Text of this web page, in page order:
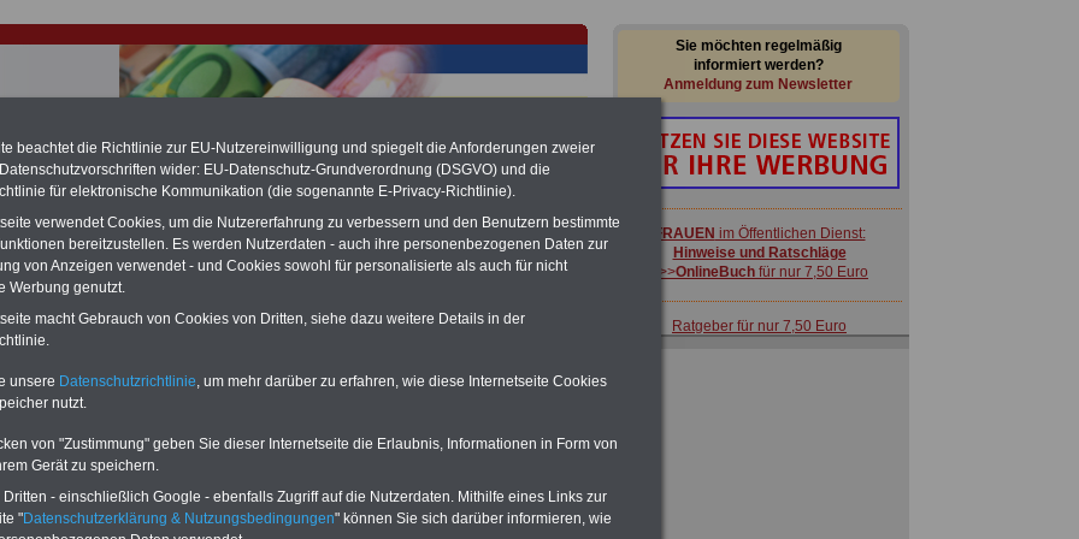
für Beamte & Ruhestandsbeamte (zu geringe Alimentation)
hat die Landesbesoldung von Berlin für die Jahre 2008 bis
erklärt (Berlin muss bis März 2027 eine Neuregelung der
die zun hohen Nachzahlungen führen wird). Auch beim Bund
wird es hohe Nachzahlungen geben (Medienberichten
alle (!) Beamtezwischen mind.
hierzu eine Broschüre heraus, die unmittelbar nach dem Beschluss des
der Bundesregierung vorgelegt wird (wahrscheinlich im Quartal.2026
der Broschüre
der Landesverwaltung
- BeurtRL): Ziffer 12. Beurteilung von
Sie möchten regelmäßig
informiert werden?
Anmeldung zum Newsletter
FRAUEN im Öffentlichen Dienst:
Hinweise und Ratschläge
>>>OnlineBuch für nur 7,50 Euro
Ratgeber für nur 7,50 Euro
beachtet die Richtlinie zur EU-Nutzereinwilligung und spiegelt die Anforderungen zweier
wider: EU-Datenschutz-Grundverordnung (DSGVO) und die
für elektronische Kommunikation (die sogenannte E-Privacy-Richtlinie).
verwendet Cookies, um die Nutzererfahrung zu verbessern und den Benutzern bestimmte
bereitzustellen. Es werden Nutzerdaten - auch ihre personenbezogenen Daten zur
von Anzeigen verwendet - und Cookies sowohl für personalisierte als auch für nicht
Werbung genutzt.
macht Gebrauch von Cookies von Dritten, siehe dazu weitere Details in der
unsere Datenschutzrichtlinie, um mehr darüber zu erfahren, wie diese Internetseite Cookies
nutzt.
von "Zustimmung" geben Sie dieser Internetseite die Erlaubnis, Informationen in Form von
Gerät zu speichern.
- einschließlich Google - ebenfalls Zugriff auf die Nutzerdaten. Mithilfe eines Links zur
"Datenschutzerklärung & Nutzungsbedingungen" können Sie sich darüber informieren, wie